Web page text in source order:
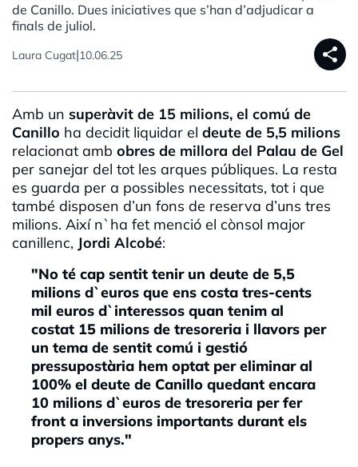
de Canillo. Dues iniciatives que s’han d’adjudicar a
finals de juliol.
Laura Cugat|10.06.25 share
Amb un superàvit de 15 milions, el comú de
Canillo ha decidit liquidar el deute de 5,5 milions
relacionat amb obres de millora del Palau de Gel
per sanejar del tot les arques públiques. La resta
es guarda per a possibles necessitats, tot i que
també disposen d’un fons de reserva d’uns tres
milions. Així n`ha fet menció el cònsol major
canillenc, Jordi Alcobé:
"No té cap sentit tenir un deute de 5,5
milions d`euros que ens costa tres-cents
mil euros d`interessos quan tenim al
costat 15 milions de tresoreria i llavors per
un tema de sentit comú i gestió
pressupostària hem optat per eliminar al
100% el deute de Canillo quedant encara
10 milions d`euros de tresoreria per fer
front a inversions importants durant els
propers anys."